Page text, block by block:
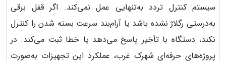
سیستم کنترل تردد به‌تنهایی عمل نمی‌کند. اگر قفل برقی
به‌درستی رگلاژ نشده باشد یا آرام‌بند سرعت بسته شدن را کنترل
نکند، دستگاه با تأخیر پاسخ می‌دهد یا خطا ثبت می‌کند. در
پروژه‌های حرفه‌ای شهرک غرب، عملکرد این تجهیزات به‌صورت